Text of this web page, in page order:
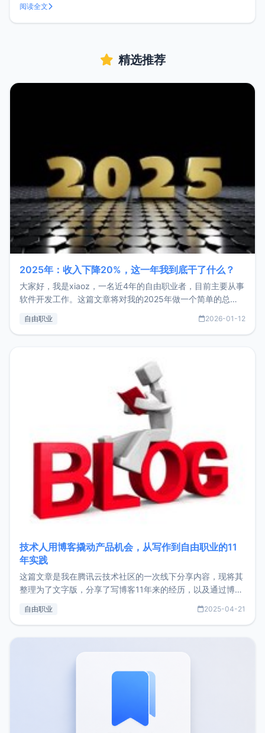
览功能。而它还有一个好用的功能，就是它有监视剪贴板的功
能，同步于剪贴板可自动粘贴进 EditPlus 的窗口中省去粘贴的
阅读全文
精选推荐
2025年：收入下降20%，这一年我到底干了什么？
大家好，我是xiaoz，一名近4年的自由职业者，目前主要从事
软件开发工作。这篇文章将对我的2025年做一个简单的总
收入下降20%，但却过得很充实，2026年不求突破，但求保
自由职业 2026-01-12
技术人用博客撬动产品机会，从写作到自由职业的11
年实践
这篇文章是我在腾讯云技术社区的一次线下分享内容，现将其
整理为了文字版，分享了写博客11年来的经历，以及通过博客
了我的首个产品ImgURL的真实数据和产品现状。自我介绍大
自由职业 2025-04-21